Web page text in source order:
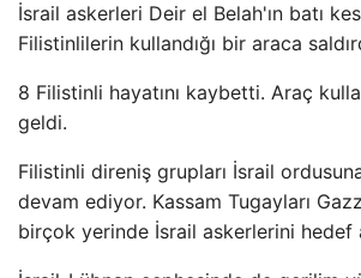
İsrail askerleri Deir el Belah'ın batı
Filistinlilerin kullandığı bir araca
8 Filistinli hayatını kaybetti. Araç
geldi.
Filistinli direniş grupları İsrail
devam ediyor. Kassam Tugayları
birçok yerinde İsrail askerlerini hedef